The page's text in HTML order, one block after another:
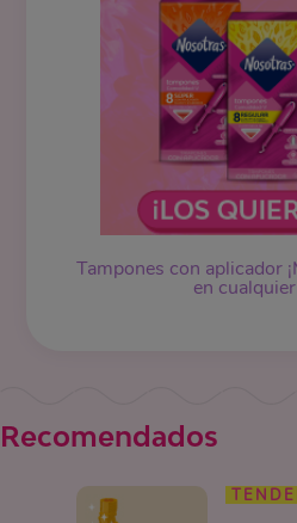
Tampones con aplicador
en
Recomendados